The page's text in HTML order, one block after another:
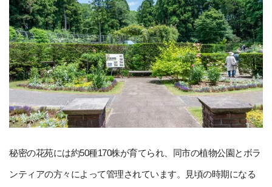
秘密の花苑には約50種170株が育てられ、同市の植物公園とボラ
ンティアの方々によって管理されています。見頃の時期になる